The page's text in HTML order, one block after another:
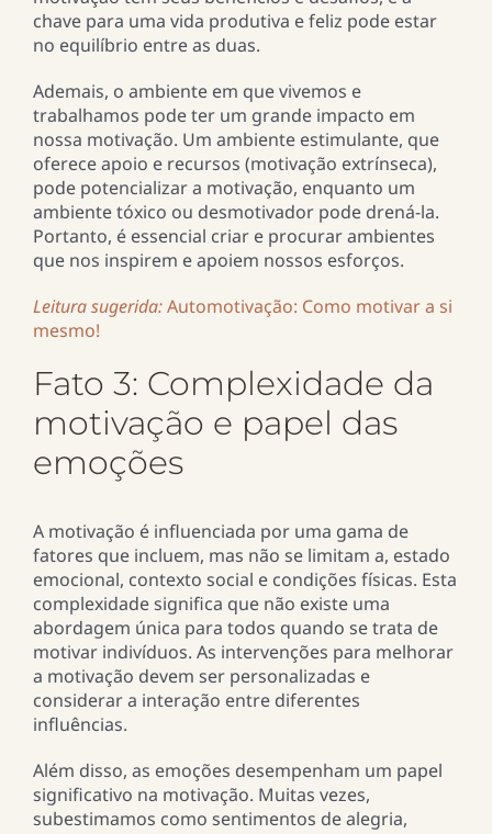
chave para uma vida produtiva e feliz pode estar
no equilíbrio entre as duas.
Ademais, o ambiente em que vivemos e
trabalhamos pode ter um grande impacto em
nossa motivação. Um ambiente estimulante, que
oferece apoio e recursos (motivação extrínseca),
pode potencializar a motivação, enquanto um
ambiente tóxico ou desmotivador pode drená-la.
Portanto, é essencial criar e procurar ambientes
que nos inspirem e apoiem nossos esforços.
Leitura sugerida:Automotivação: Como motivar a si
mesmo!
Fato 3: Complexidade da
motivação e papel das
emoções
A motivação é influenciada por uma gama de
fatores que incluem, mas não se limitam a, estado
emocional, contexto social e condições físicas. Esta
complexidade significa que não existe uma
abordagem única para todos quando se trata de
motivar indivíduos. As intervenções para melhorar
a motivação devem ser personalizadas e
considerar a interação entre diferentes
influências.
Além disso, as emoções desempenham um papel
significativo na motivação. Muitas vezes,
subestimamos como sentimentos de alegria,